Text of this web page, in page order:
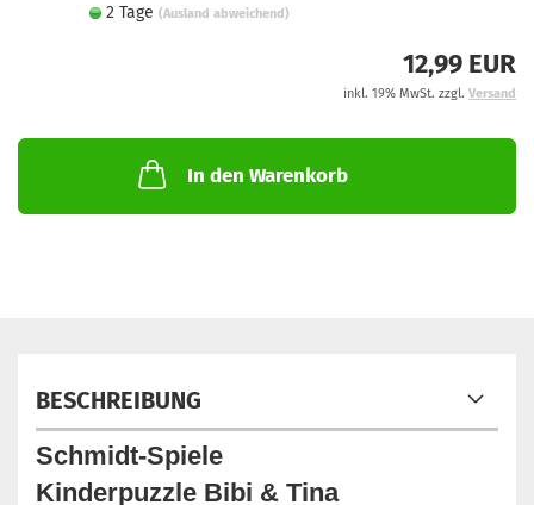
2 Tage (Ausland abweichend)
12,99 EUR
inkl. 19% MwSt. zzgl. Versand
In den Warenkorb
BESCHREIBUNG
Schmidt-Spiele
Kinderpuzzle Bibi & Tina